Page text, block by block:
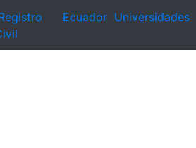
Ecuador Universidades